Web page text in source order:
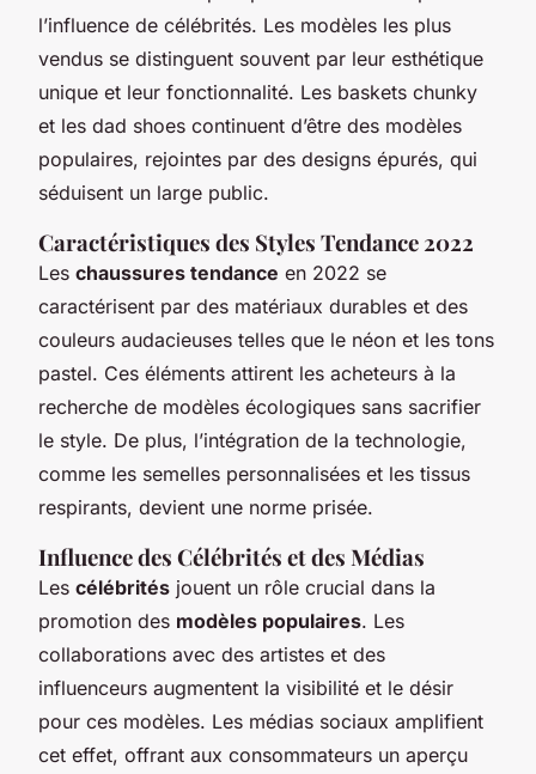
l’influence de célébrités. Les modèles les plus
vendus se distinguent souvent par leur esthétique
unique et leur fonctionnalité. Les baskets chunky
et les dad shoes continuent d’être des modèles
populaires, rejointes par des designs épurés, qui
séduisent un large public.
Caractéristiques des Styles Tendance 2022
Les chaussures tendance en 2022 se
caractérisent par des matériaux durables et des
couleurs audacieuses telles que le néon et les tons
pastel. Ces éléments attirent les acheteurs à la
recherche de modèles écologiques sans sacrifier
le style. De plus, l’intégration de la technologie,
comme les semelles personnalisées et les tissus
respirants, devient une norme prisée.
Influence des Célébrités et des Médias
Les célébrités jouent un rôle crucial dans la
promotion des modèles populaires. Les
collaborations avec des artistes et des
influenceurs augmentent la visibilité et le désir
pour ces modèles. Les médias sociaux amplifient
cet effet, offrant aux consommateurs un aperçu